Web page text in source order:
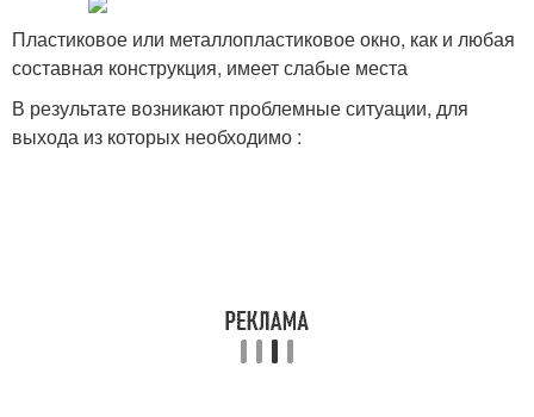
Пластиковое или металлопластиковое окно, как и любая
составная конструкция, имеет слабые места
В результате возникают проблемные ситуации, для
выхода из которых необходимо :